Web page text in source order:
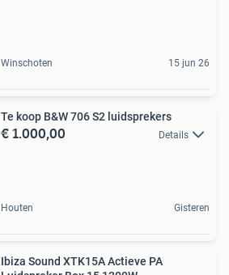
Winschoten 15 jun 26
Te koop B&W 706 S2 luidsprekers
€ 1.000,00 Details
Houten Gisteren
Ibiza Sound XTK15A Actieve PA